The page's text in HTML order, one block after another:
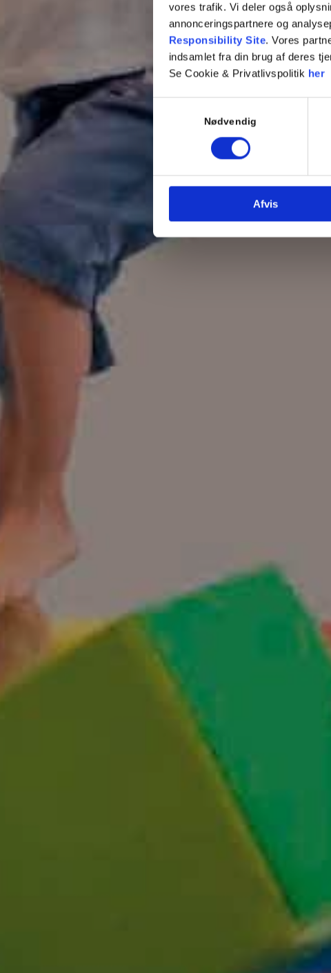
vores trafik. Vi deler også
annonceringspartnere og
Responsibility Site. Vores
indsamlet fra din brug af deres
Se Cookie & Privatlivspolitik her
Nødvendig
Afvis